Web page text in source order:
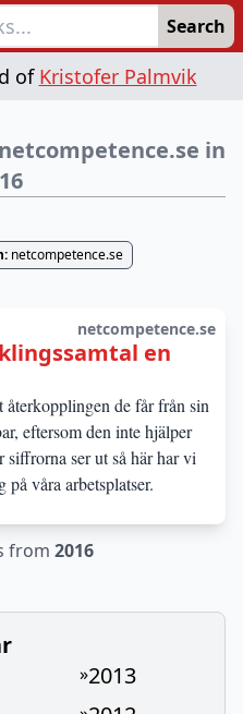
Search
of Kristofer Palmvik
in
netcompetence.se
netcompetence.se
en
återkopplingen de får från sin
eftersom den inte hjälper
ser ut så här har vi
våra arbetsplatser.
from 2016
»2013